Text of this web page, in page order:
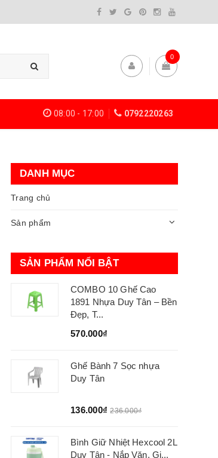
0
08:00 - 17:00 0792220263
DANH MỤC
Trang chủ
Sản phẩm
SẢN PHẨM NỔI BẬT
COMBO 10 Ghế Cao
1891 Nhựa Duy Tân – Bền
Đẹp, T...
570.000₫
Ghế Bành 7 Sọc nhựa
Duy Tân
136.000₫ 236.000₫
Bình Giữ Nhiệt Hexcool 2L
Duy Tân - Nắp Vặn, Gi...